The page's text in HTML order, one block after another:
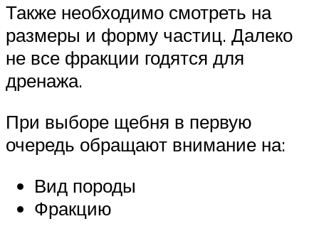
Также необходимо смотреть на
размеры и форму частиц. Далеко
не все фракции годятся для
дренажа.
При выборе щебня в первую
очередь обращают внимание на:
Вид породы
Фракцию